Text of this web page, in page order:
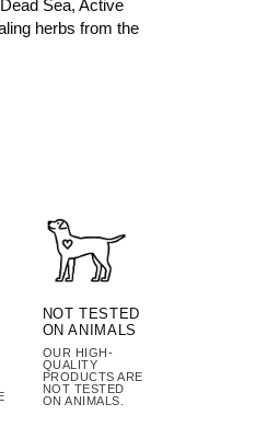
Sea, Active
herbs from the
NOT TESTED
ON ANIMALS
OUR HIGH-
QUALITY
PRODUCTS ARE
NOT TESTED
ON ANIMALS.